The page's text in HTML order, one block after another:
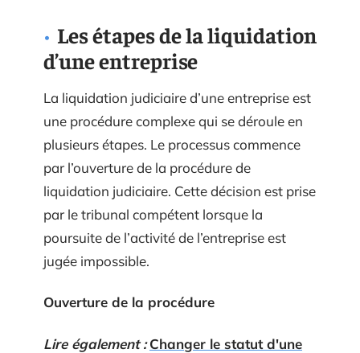
Les étapes de la liquidation
d’une entreprise
La liquidation judiciaire d’une entreprise est
une procédure complexe qui se déroule en
plusieurs étapes. Le processus commence
par l’ouverture de la procédure de
liquidation judiciaire. Cette décision est prise
par le tribunal compétent lorsque la
poursuite de l’activité de l’entreprise est
jugée impossible.
Ouverture de la procédure
Lire également : Changer le statut d'une